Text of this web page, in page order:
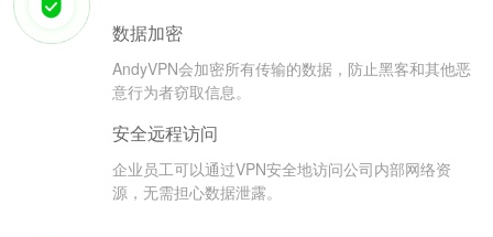
数据加密
AndyVPN会加密所有传输的数据，防止黑客和其他恶
意行为者窃取信息。
安全远程访问
企业员工可以通过VPN安全地访问公司内部网络资
源，无需担心数据泄露。